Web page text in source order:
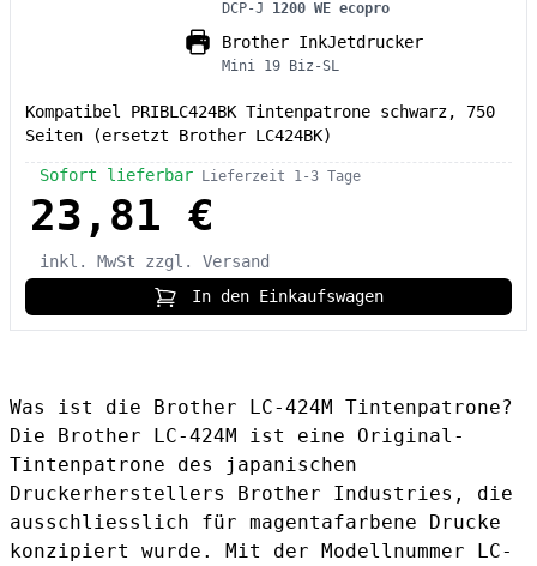
DCP-J 1200 WE ecopro
Brother InkJetdrucker
Mini 19 Biz-SL
Kompatibel PRIBLC424BK Tintenpatrone schwarz, 750
Seiten (ersetzt Brother LC424BK)
Sofort lieferbar Lieferzeit 1-3 Tage
23,81 €
inkl. MwSt
zzgl. Versand
In den Einkaufswagen
Was ist die Brother LC-424M Tintenpatrone?
Die Brother LC-424M ist eine Original-
Tintenpatrone des japanischen
Druckerherstellers Brother Industries, die
ausschliesslich für magentafarbene Drucke
konzipiert wurde. Mit der Modellnummer LC-